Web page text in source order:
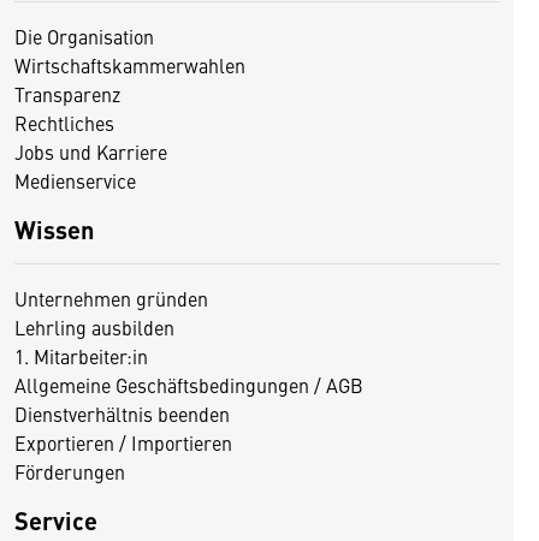
Die Organisation
Wirtschaftskammerwahlen
Transparenz
Rechtliches
Jobs und Karriere
Medienservice
Wissen
Unternehmen gründen
Lehrling ausbilden
1. Mitarbeiter:in
Allgemeine Geschäftsbedingungen / AGB
Dienstverhältnis beenden
Exportieren / Importieren
Förderungen
Service